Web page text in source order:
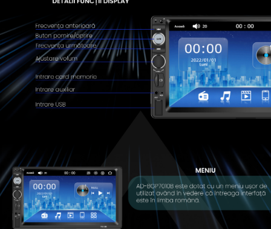
Camere Citroen
Camere Peugeot
Camere Fiat
Conectică BMW
Conectică Volkswagen